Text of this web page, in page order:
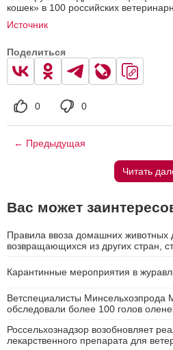
кошек» в 100 российских
Источник
Поделиться
0 0
← Предыдущая
Читать
Вас может
Правила ввоза домашних животных
возвращающихся из других стран,
Карантинные мероприятия в
Ветспециалисты Минсельхозпрода
обследовали более 100 голов
Россельхознадзор возобновляет
лекарственного препарата для